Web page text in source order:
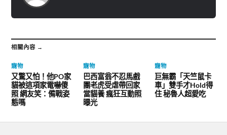
相關內容 →
寵物
又驚又怕！他PO家
貓被這項家電嚇傻
照 網友笑：備戰姿
態嗎
寵物
巴西富翁不忍馬戲
團老虎受虐帶回家
當貓養 瘋狂互動照
曝光
寵物
巨無霸「天竺鼠卡
車」雙手才Hold得
住 秘魯人超愛吃